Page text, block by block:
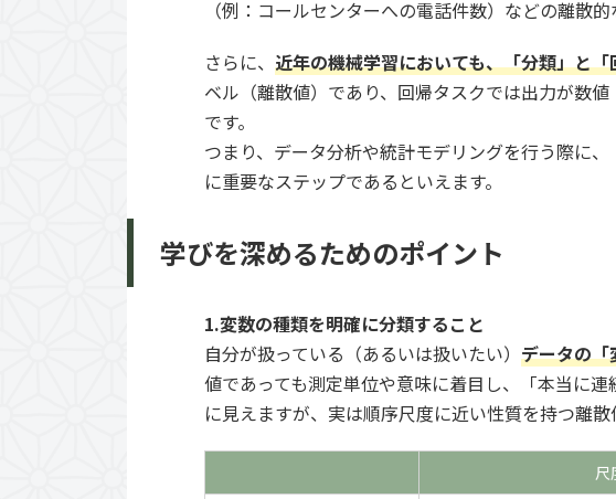
（例：コールセンターへの電話件数）などの離散的
さらに、 近年の機械学習においても、「分類」と
ベル（離散値）であり、回帰タスクでは出力が数
です。
つまり、データ分析や統計モデリングを行う際に
に重要なステップであるといえます。
学びを深めるためのポイント
1.変数の種類を明確に分類すること
自分が扱っている（あるいは扱いたい） データの「
値であっても測定単位や意味に着目し、「本当に
に見えますが、実は順序尺度に近い性質を持つ離
尺